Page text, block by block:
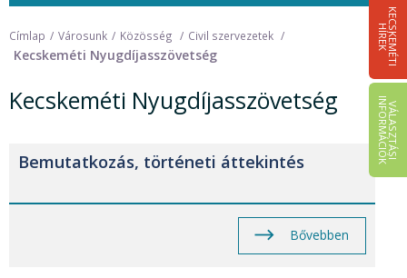
K
E
C
S
K
E
M
É
T
I
HÍ
R
E
K
V
Á
L
A
S
Z
T
Á
S
I
IN
F
O
R
M
Á
C
I
Ó
K
Címlap Városunk Közösség Civil szervezetek
Kecskeméti Nyugdíjasszövetség
Kecskeméti Nyugdíjasszövetség
Bemutatkozás, történeti áttekintés
Bővebben